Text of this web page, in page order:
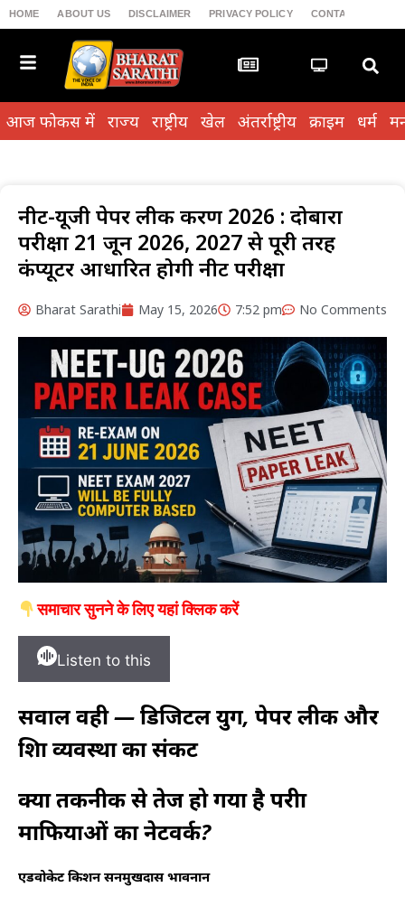
HOME ABOUT US DISCLAIMER PRIVACY POLICY CONTACT US
आज फोकस में राज्य राष्ट्रीय खेल अंतर्राष्ट्रीय क्राइम धर्म
नीट-यूजी पेपर लीक प्रकरण 2026 : दोबारा
परीक्षा 21 जून 2026, 2027 से पूरी तरह
कंप्यूटर आधारित होगी नीट परीक्षा
Bharat Sarathi May 15, 2026 7:52 pm No Comments
समाचार सुनने के लिए यहां क्लिक करें
Listen to this
सवाल वही — डिजिटल युग, पेपर लीक और
शिक्षा व्यवस्था का संकट
क्या तकनीक से तेज हो गया है परीक्षा
माफियाओं का नेटवर्क?
एडवोकेट किशन सनमुखदास भावनानीं